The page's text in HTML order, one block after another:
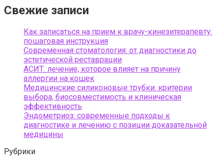
Свежие записи
Как записаться на прием к врачу-кинезитерапевту:
пошаговая инструкция
Современная стоматология: от диагностики до
эстетической реставрации
АСИТ: лечение, которое влияет на причину
аллергии на кошек
Медицинские силиконовые трубки: критерии
выбора, биосовместимость и клиническая
эффективность
Эндометриоз: современные подходы к
диагностике и лечению с позиции доказательной
медицины
Рубрики